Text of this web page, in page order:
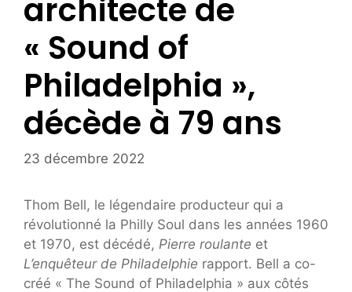
architecte de
« Sound of
Philadelphia »,
décède à 79 ans
23 décembre 2022
Thom Bell, le légendaire producteur qui a
révolutionné la Philly Soul dans les années 1960
et 1970, est décédé, Pierre roulante et
L’enquêteur de Philadelphie rapport. Bell a co-
créé « The Sound of Philadelphia » aux côtés